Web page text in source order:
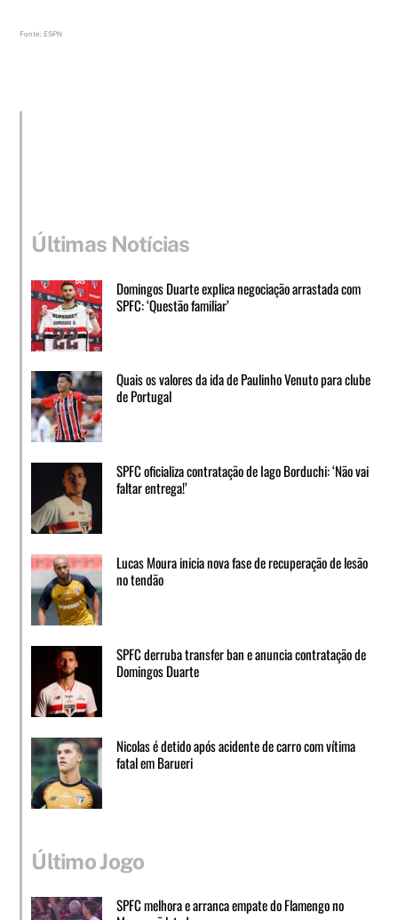
Fonte: ESPN
Últimas Notícias
Domingos Duarte explica negociação arrastada com
SPFC: ‘Questão familiar’
Quais os valores da ida de Paulinho Venuto para clube
de Portugal
SPFC oficializa contratação de Iago Borduchi: ‘Não vai
faltar entrega!’
Lucas Moura inicia nova fase de recuperação de lesão
no tendão
SPFC derruba transfer ban e anuncia contratação de
Domingos Duarte
Nicolas é detido após acidente de carro com vítima
fatal em Barueri
Último Jogo
SPFC melhora e arranca empate do Flamengo no